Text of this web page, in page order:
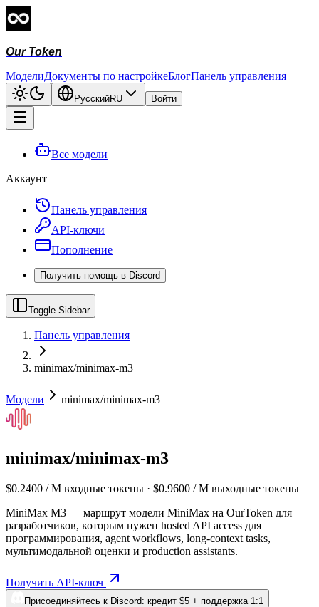
Our Token
МоделиДокументы по настройкеБлогПанель управления
РусскийRU Войти
Все модели
Аккаунт
Панель управления
API-ключи
Пополнение
Получить помощь в Discord
Toggle Sidebar
Панель управления
minimax/minimax-m3
Модели minimax/minimax-m3
minimax/minimax-m3
$0.2400 / M входные токены · $0.9600 / M выходные токены
MiniMax M3 — маршрут модели MiniMax на OurToken для
разработчиков, которым нужен hosted API access для
программирования, agent workflows, long-context tasks,
мультимодальной оценки и production assistants.
Получить API-ключ
Присоединяйтесь к Discord: кредит $5 + поддержка 1:1